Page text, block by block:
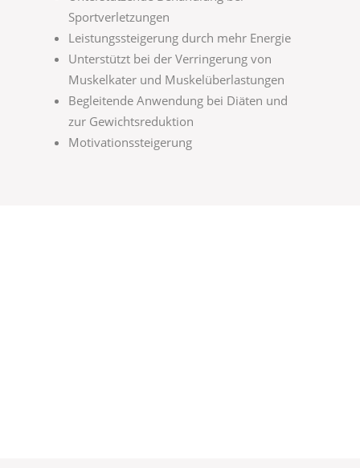
Sportverletzungen
Leistungssteigerung durch mehr Energie
Unterstützt bei der Verringerung von
Muskelkater und Muskelüberlastungen
Begleitende Anwendung bei Diäten und
zur Gewichtsreduktion
Motivationssteigerung